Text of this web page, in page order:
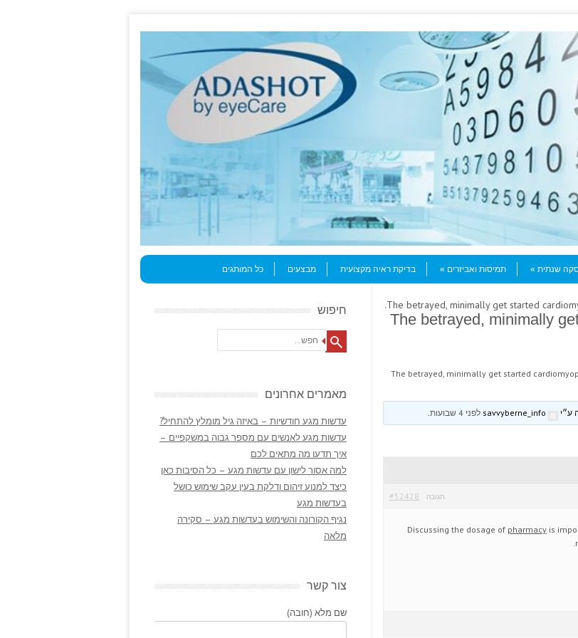
שנתית תמיסות ואביזרים בדיקת ראיה מקצועית מבצעים כל המותגים
The betrayed, minimally
The betrayed, minimally get started
לפני 4 שבועות
#52428 תגובה
Discussing the dosage of pharmacy is
חיפוש
Search
מאמרים אחרונים
עדשות מגע חודשיות – באיזה גיל מומלץ להתחיל?
עדשות מגע לאנשים עם מספר גבוה במשקפיים –
איך תדעו מה מתאים לכם
למה אסור לישון עם עדשות מגע – כל הסיבות כאן
כיצד למנוע זיהום ודלקת בעין עקב שימוש כושל
בעדשות מגע
נגיף הקורונה והשימוש בעדשות מגע – סקירה
מלאה
צור קשר
שם מלא (חובה)